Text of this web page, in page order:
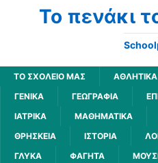
Το πενάκι
ΤΟ ΣΧΟΛΕΙΟ ΜΑΣ ΑΘΛΗΤΙΚΆ
ΓΕΝΙΚΆ
ΓΕΩΓΡΑΦΊΑ
ΙΑΤΡΙΚΆ
ΜΑΘΗΜΑΤΙΚΆ
ΘΡΗΣΚΕΊΑ
ΙΣΤΟΡΊΑ
ΓΛΥΚΆ
ΦΑΓΗΤΆ